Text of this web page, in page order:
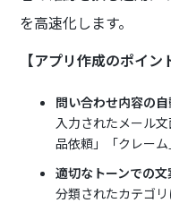
を高速化します。
【アプリ作成のポイン
問い合わせ内容の自
入力されたメール
品依頼」「クレーム
適切なトーンでの文
分類されたカテゴ